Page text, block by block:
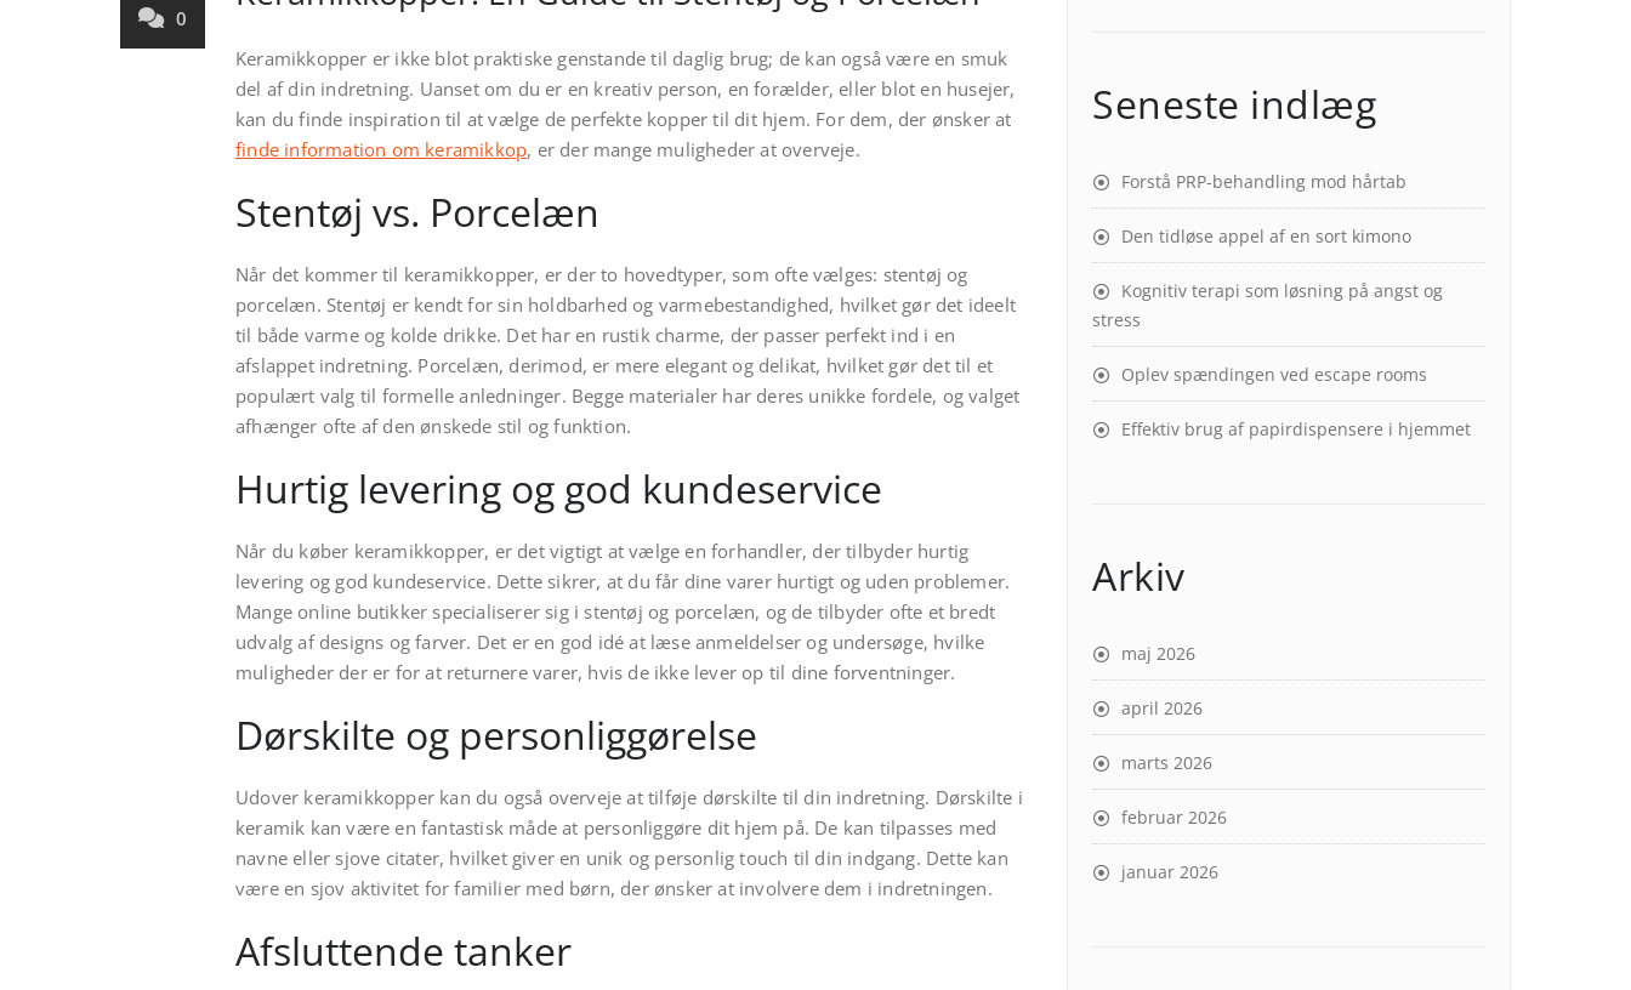
0
Keramikkopper er ikke blot praktiske genstande til daglig brug; de kan også være en smuk
del af din indretning. Uanset om du er en kreativ person, en forælder, eller blot en husejer,
kan du finde inspiration til at vælge de perfekte kopper til dit hjem. For dem, der ønsker at
finde information om keramikkop, er der mange muligheder at overveje.
Stentøj vs. Porcelæn
Når det kommer til keramikkopper, er der to hovedtyper, som ofte vælges: stentøj og
porcelæn. Stentøj er kendt for sin holdbarhed og varmebestandighed, hvilket gør det ideelt
til både varme og kolde drikke. Det har en rustik charme, der passer perfekt ind i en
afslappet indretning. Porcelæn, derimod, er mere elegant og delikat, hvilket gør det til et
populært valg til formelle anledninger. Begge materialer har deres unikke fordele, og valget
afhænger ofte af den ønskede stil og funktion.
Hurtig levering og god kundeservice
Når du køber keramikkopper, er det vigtigt at vælge en forhandler, der tilbyder hurtig
levering og god kundeservice. Dette sikrer, at du får dine varer hurtigt og uden problemer.
Mange online butikker specialiserer sig i stentøj og porcelæn, og de tilbyder ofte et bredt
udvalg af designs og farver. Det er en god idé at læse anmeldelser og undersøge, hvilke
muligheder der er for at returnere varer, hvis de ikke lever op til dine forventninger.
Dørskilte og personliggørelse
Udover keramikkopper kan du også overveje at tilføje dørskilte til din indretning. Dørskilte i
keramik kan være en fantastisk måde at personliggøre dit hjem på. De kan tilpasses med
navne eller sjove citater, hvilket giver en unik og personlig touch til din indgang. Dette kan
være en sjov aktivitet for familier med børn, der ønsker at involvere dem i indretningen.
Afsluttende tanker
Seneste indlæg
Forstå PRP-behandling mod hårtab
Den tidløse appel af en sort kimono
Kognitiv terapi som løsning på angst og
stress
Oplev spændingen ved escape rooms
Effektiv brug af papirdispensere i hjemmet
Arkiv
maj 2026
april 2026
marts 2026
februar 2026
januar 2026